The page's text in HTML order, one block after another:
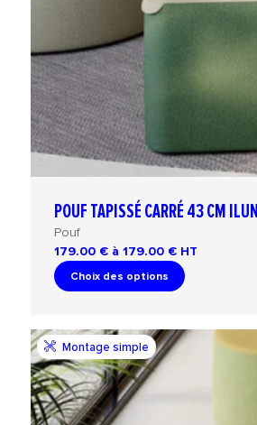
POUF TAPISSÉ CARRÉ 43 CM ILUN
Pouf
179.00 € à 179.00 € HT
Choix des options
Montage simple